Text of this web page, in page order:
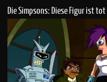
Die Simpsons: Diese Figur ist tot